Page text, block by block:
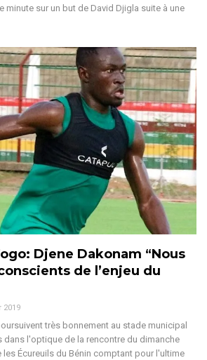
minute sur un but de David Djigla suite à une
Djene Dakonam “Nous
de l’enjeu du
2019
très bonnement au stade municipal
dans l'optique de la rencontre du dimanche
les Écureuils du Bénin comptant pour l'ultime